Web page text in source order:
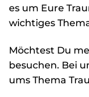
es um Eure
wichtiges
Möchtest Du
besuchen. Bei
ums Thema